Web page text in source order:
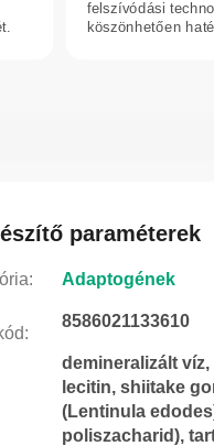
felszívódási
köszönhetően
paraméterek
:
Adaptogének
:
8586021133610
demineralizált
lecitin, shiitake
(Lentinula
poliszacharid),